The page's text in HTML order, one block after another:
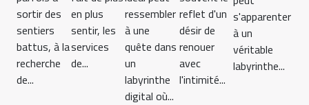
sortir des
sentiers
battus, à la
recherche
de...
en plus
sentir, les
services
de...
ressembler
à une
quête dans
un
labyrinthe
digital où...
reflet d'un
désir de
renouer
avec
l'intimité...
s'apparenter
à un
véritable
labyrinthe...